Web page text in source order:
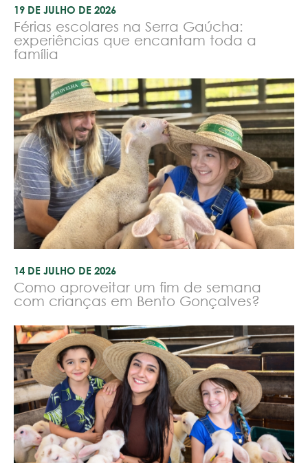
19 DE JULHO DE 2026
Férias escolares na Serra Gaúcha:
experiências que encantam toda a
família
14 DE JULHO DE 2026
Como aproveitar um fim de semana
com crianças em Bento Gonçalves?